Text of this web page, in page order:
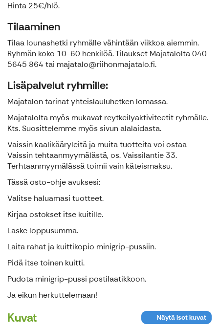
Hinta 25€/hlö.
Tilaaminen
Tilaa lounashetki ryhmälle vähintään viikkoa aiemmin.
Ryhmän koko 10-60 henkilöä. Tilaukset Majatalolta 040
5645 864 tai majatalo@riihonmajatalo.fi.
Lisäpalvelut ryhmille:
Majatalon tarinat yhteislauluhetken lomassa.
Majatalolta myös mukavat reytkeilyaktiviteetit ryhmälle.
Kts. Suosittelemme myös sivun alalaidasta.
Vaissin kaalikääryleitä ja muita tuotteita voi ostaa
Vaissin tehtaanmyymälästä, os. Vaissilantie 33.
Terhtaanmyymälässä toimii vain käteismaksu.
Tässä osto-ohje avuksesi:
Valitse haluamasi tuotteet.
Kirjaa ostokset itse kuitille.
Laske loppusumma.
Laita rahat ja kuittikopio minigrip-pussiin.
Pidä itse toinen kuitti.
Pudota minigrip-pussi postilaatikkoon.
Ja eikun herkuttelemaan!
Kuvat Näytä isot kuvat